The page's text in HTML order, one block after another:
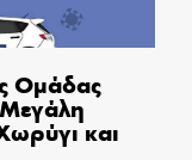
Ομάδας
και